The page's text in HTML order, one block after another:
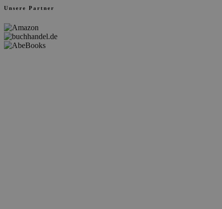
Unsere Partner